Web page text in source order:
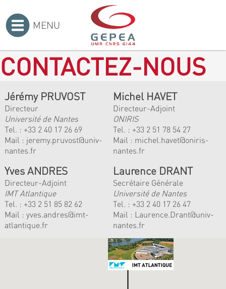
MENU
CONTACTEZ-NOUS
Jérémy PRUVOST
Directeur
Université de Nantes
Tel. : +33 2 40 17 26 69
Mail : jeremy.pruvost@univ-
nantes.fr
Michel HAVET
Directeur-Adjoint
ONIRIS
Tel. : +33 2 51 78 54 27
Mail : michel.havet@oniris-
nantes.fr
Yves ANDRES
Directeur-Adjoint
IMT Atlantique
Tel. : +33 2 51 85 82 62
Mail : yves.andres@imt-
atlantique.fr
Laurence DRANT
Secrétaire Générale
Université de Nantes
Tel. : +33 2 40 17 26 47
Mail : Laurence.Drant@univ-
nantes.fr